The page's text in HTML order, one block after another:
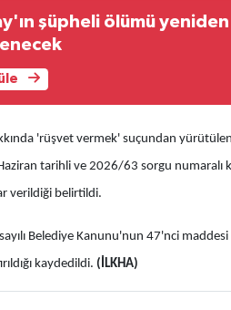
şüpheli ölümü yeniden
'rüşvet vermek' suçundan
tarihli ve 2026/63 sorgu numaralı
verildiği belirtildi.
Belediye Kanunu'nun 47'nci maddesi
kaydedildi. (İLKHA)